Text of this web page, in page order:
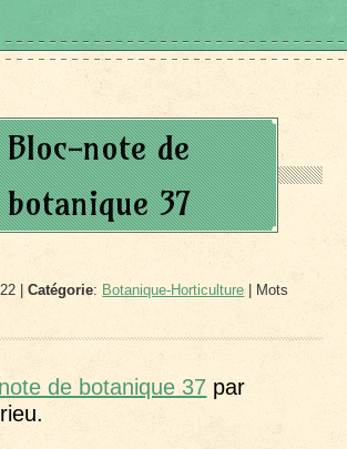
Bloc-note de
botanique 37
|Catégorie: Botanique-Horticulture | Mots
de botanique 37 par